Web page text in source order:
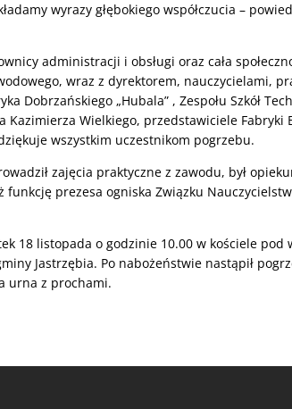
wyrazy głębokiego współczucia –
administracji i obsługi oraz cała
wraz z dyrektorem, nauczycielami,
Dobrzańskiego „Hubala” , Zespołu Szkół
Kazimierza Wielkiego, przedstawiciele Fabryki
wszystkim uczestnikom pogrzebu.
zajęcia praktyczne z zawodu, był
prezesa ogniska Związku
18 listopada o godzinie 10.00 w kościele pod
Jastrzębia. Po nabożeństwie nastąpił
urna z prochami.